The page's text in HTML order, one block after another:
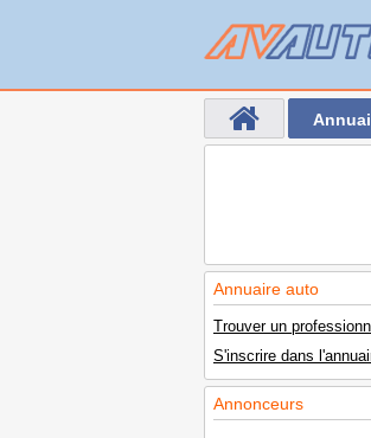
Annuaire auto
Trouver un
S'inscrire dans
Annonceurs